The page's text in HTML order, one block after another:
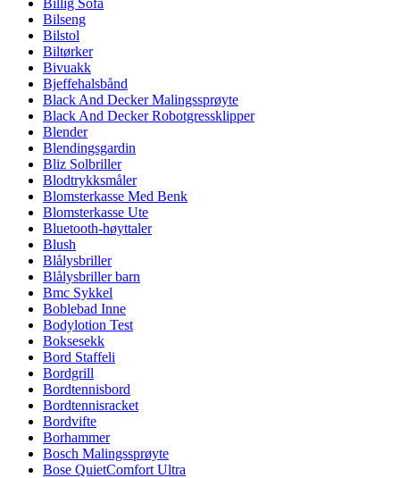
Billig Sofa
Bilseng
Bilstol
Biltørker
Bivuakk
Bjeffehalsbånd
Black And Decker Malingssprøyte
Black And Decker Robotgressklipper
Blender
Blendingsgardin
Bliz Solbriller
Blodtrykksmåler
Blomsterkasse Med Benk
Blomsterkasse Ute
Bluetooth-høyttaler
Blush
Blålysbriller
Blålysbriller barn
Bmc Sykkel
Boblebad Inne
Bodylotion Test
Boksesekk
Bord Staffeli
Bordgrill
Bordtennisbord
Bordtennisracket
Bordvifte
Borhammer
Bosch Malingssprøyte
Bose QuietComfort Ultra